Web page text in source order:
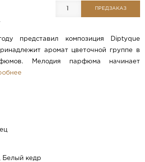
ПРЕДЗАКАЗ
представил композиция Diptyque
аромат цветочной группе в
Мелодия парфюма начинает
Белый кедр